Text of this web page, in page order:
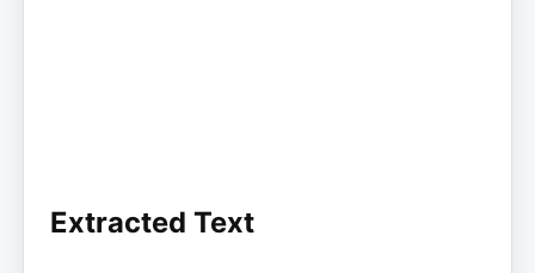
Extracted Text